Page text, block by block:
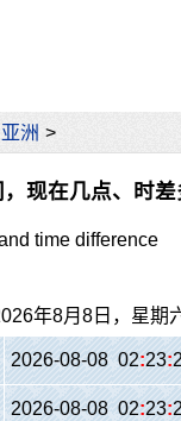
亚洲 >
现在几点、时
time difference
年8月8日，星期
2026-08-08 02:23:
2026-08-08 02:23: